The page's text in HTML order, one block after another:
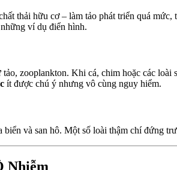
thải hữu cơ – làm tảo phát triển quá
ví dụ điển hình.
zooplankton. Khi cá, chim hoặc các
ít được chú ý nhưng vô cùng nguy hiểm.
và san hô. Một số loài thậm chí đứng
Nhiễm